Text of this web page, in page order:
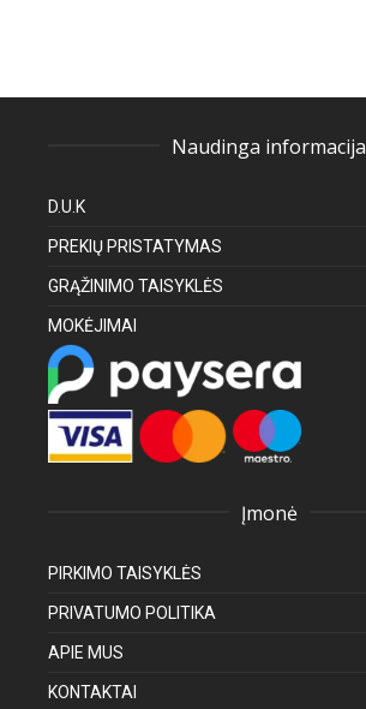
Naudinga informacija
D.U.K
PREKIŲ PRISTATYMAS
GRĄŽINIMO TAISYKLĖS
MOKĖJIMAI
Įmonė
PIRKIMO TAISYKLĖS
PRIVATUMO POLITIKA
APIE MUS
KONTAKTAI